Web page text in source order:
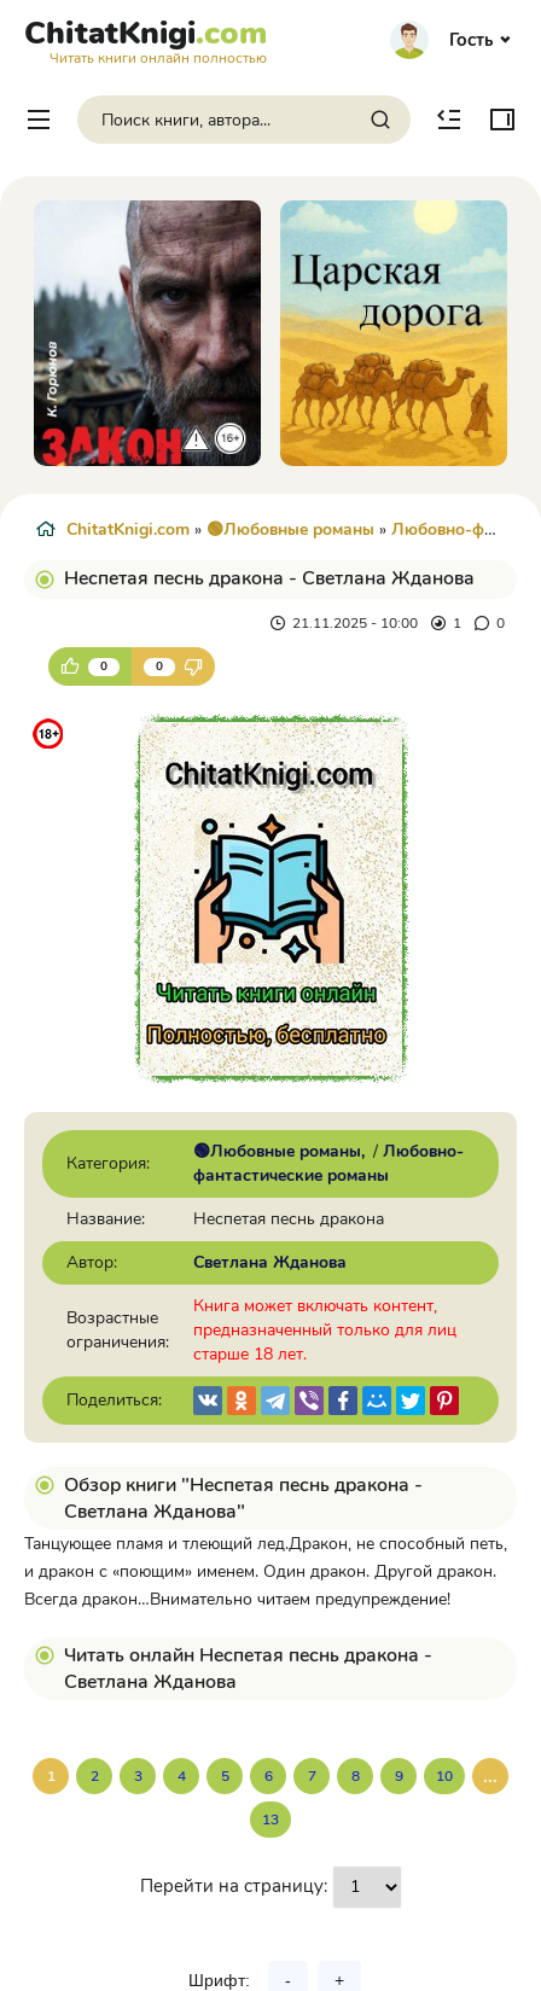
ChitatKnigi.com
Читать книги онлайн полностью
Гость
ChitatKnigi.com » 🟢Любовные романы » Любовно-фантастические романы
Неспетая песнь дракона - Светлана Жданова
21.11.2025 - 10:00 1 0
0 0
Категория:
🟢Любовные романы / Любовно-
фантастические романы
Название:
Неспетая песнь дракона
Автор:
Светлана Жданова
Возрастные
ограничения:
Книга может включать контент,
предназначенный только для лиц
старше 18 лет.
Поделиться:
Обзор книги "Неспетая песнь дракона -
Светлана Жданова"
Танцующее пламя и тлеющий лед.Дракон, не способный петь,
и дракон с «поющим» именем. Один дракон. Другой дракон.
Всегда дракон…Внимательно читаем предупреждение!
Читать онлайн Неспетая песнь дракона -
Светлана Жданова
1 2 3 4 5 6 7 8 9 10 ...
13
Перейти на страницу:
Шрифт: - +